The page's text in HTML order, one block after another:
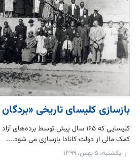
بازسازی کلیسای تاریخی «بردگان
کلیسایی که ۱۶۵ سال پیش توسط
کمک مالی از دولت کانادا بازسازی می شود....
یکشنبه، ۵ بهمن، ۱۳۹۹